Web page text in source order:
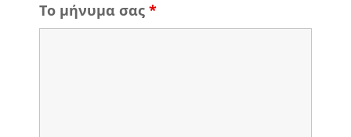
Το μήνυμα σας *